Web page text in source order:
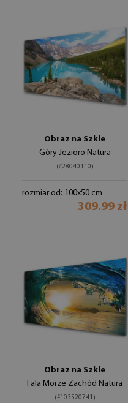
Obraz na Szkle
Góry Jezioro Natura
(#28040110)
rozmiar od: 100x50 cm
309.99 zł
Obraz na Szkle
Fala Morze Zachód Natura
(#103520741)